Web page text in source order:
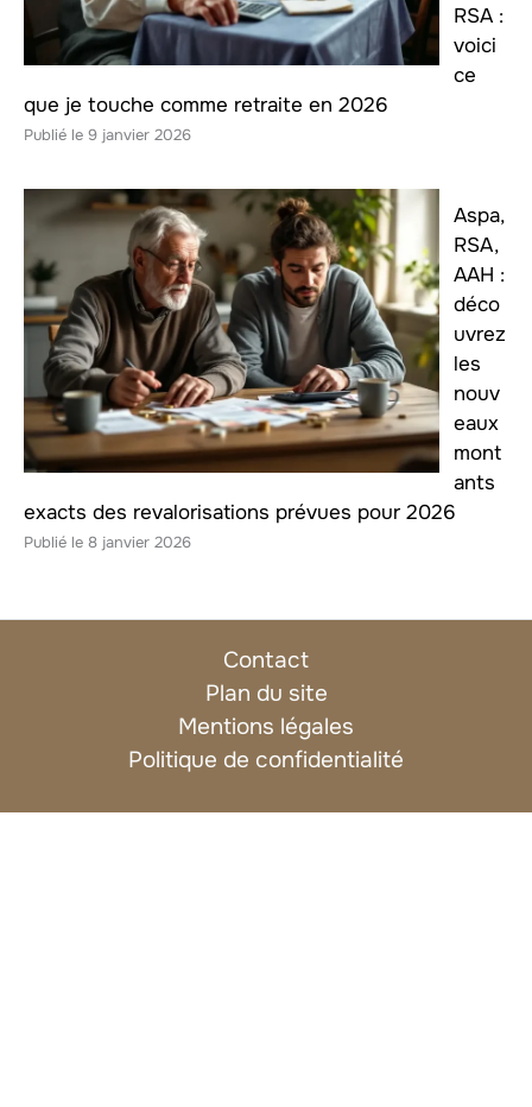
RSA :
voici
ce
que je touche comme retraite en 2026
9 janvier 2026
Aspa,
RSA,
AAH :
déco
uvrez
les
nouv
eaux
mont
ants
exacts des revalorisations prévues pour 2026
8 janvier 2026
Contact
Plan du site
Mentions légales
Politique de confidentialité